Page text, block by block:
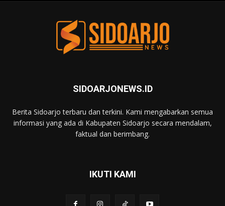
SIDOARJONEWS.ID
Berita Sidoarjo terbaru dan terkini. Kami mengabarkan semua
informasi yang ada di Kabupaten Sidoarjo secara mendalam,
faktual dan berimbang.
IKUTI KAMI